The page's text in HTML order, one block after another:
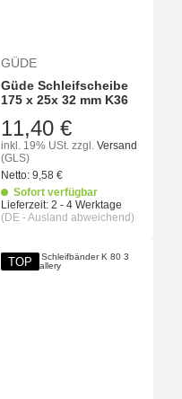
GÜDE
Güde Schleifscheibe
175 x 25x 32 mm K36
11,40 €
inkl. 19% USt. zzgl. Versand
(GLS)
Netto: 9,58 €
Sofort verfügbar
Lieferzeit: 2 - 4 Werktage
(DE - Ausland abweichend)
TOP